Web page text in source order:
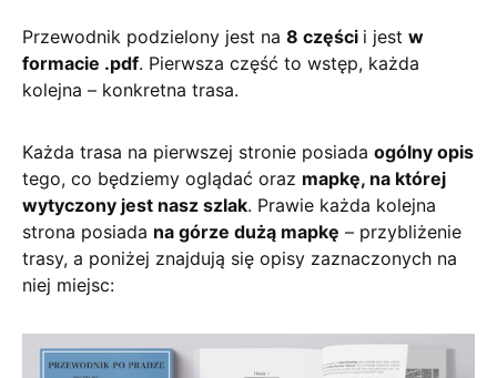
Przewodnik podzielony jest na 8 części i jest w
formacie .pdf. Pierwsza część to wstęp, każda
kolejna – konkretna trasa.
Każda trasa na pierwszej stronie posiada ogólny opis
tego, co będziemy oglądać oraz mapkę, na której
wytyczony jest nasz szlak. Prawie każda kolejna
strona posiada na górze dużą mapkę – przybliżenie
trasy, a poniżej znajdują się opisy zaznaczonych na
niej miejsc: